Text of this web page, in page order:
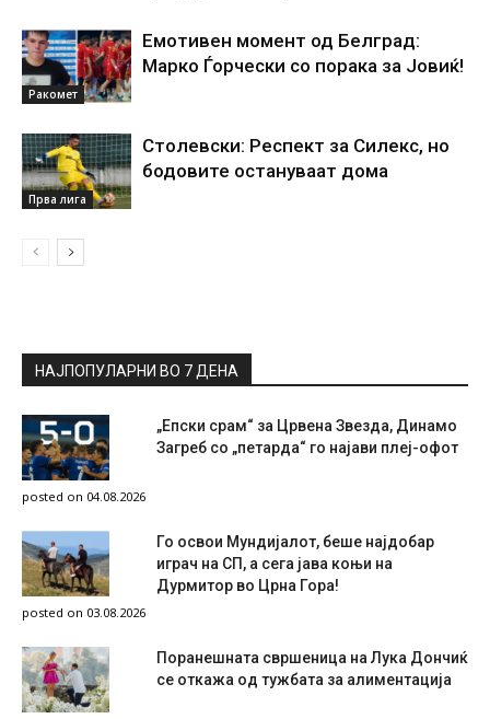
Ракомет
Емотивен момент од Белград:
Марко Ѓорчески со порака за Јовиќ!
Прва лига
Столевски: Респект за Силекс, но
бодовите остануваат дома
НАЈПОПУЛАРНИ ВО 7 ДЕНА
„Епски срам“ за Црвена Звезда, Динамо
Загреб со „петарда“ го најави плеј-офот
posted on 04.08.2026
Го освои Мундијалот, беше најдобар
играч на СП, а сега јава коњи на
Дурмитор во Црна Гора!
posted on 03.08.2026
Поранешната свршеница на Лука Дончиќ
се откажа од тужбата за алиментација